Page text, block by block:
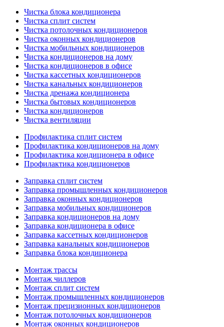
Чистка блока кондиционера
Чистка сплит систем
Чистка потолочных кондиционеров
Чистка оконных кондиционеров
Чистка мобильных кондиционеров
Чистка кондиционеров на дому
Чистка кондиционеров в офисе
Чистка кассетных кондиционеров
Чистка канальных кондиционеров
Чистка дренажа кондиционера
Чистка бытовых кондиционеров
Чистка кондиционеров
Чистка вентиляции
Профилактика сплит систем
Профилактика кондиционеров на дому
Профилактика кондиционера в офисе
Профилактика кондиционеров
Заправка сплит систем
Заправка промышленных кондиционеров
Заправка оконных кондиционеров
Заправка мобильных кондиционеров
Заправка кондиционеров на дому
Заправка кондиционера в офисе
Заправка кассетных кондиционеров
Заправка канальных кондиционеров
Заправка блока кондиционера
Монтаж трассы
Монтаж чиллеров
Монтаж сплит систем
Монтаж промышленных кондиционеров
Монтаж прецизионных кондиционеров
Монтаж потолочных кондиционеров
Монтаж оконных кондиционеров